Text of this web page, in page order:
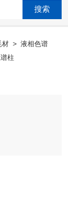
材 >液相色谱
柱